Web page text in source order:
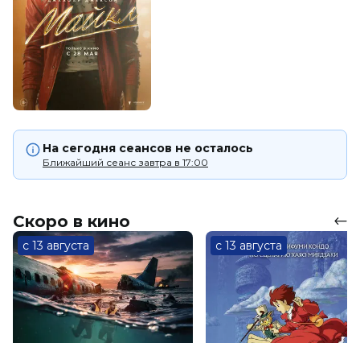
На сегодня сеансов не осталось
Ближайший сеанс завтра в 17:00
Скоро в кино
с 13 августа с 13 августа